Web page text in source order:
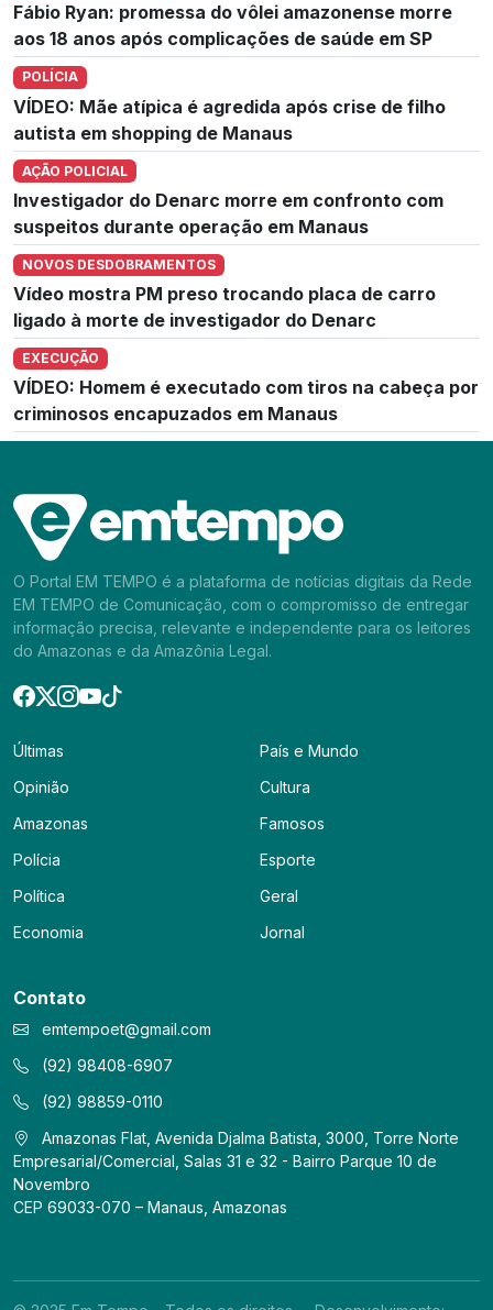
Fábio Ryan: promessa do vôlei amazonense morre
aos 18 anos após complicações de saúde em SP
POLÍCIA
VÍDEO: Mãe atípica é agredida após crise de filho
autista em shopping de Manaus
AÇÃO POLICIAL
Investigador do Denarc morre em confronto com
suspeitos durante operação em Manaus
NOVOS DESDOBRAMENTOS
Vídeo mostra PM preso trocando placa de carro
ligado à morte de investigador do Denarc
EXECUÇÃO
VÍDEO: Homem é executado com tiros na cabeça por
criminosos encapuzados em Manaus
O Portal EM TEMPO é a plataforma de notícias digitais da Rede
EM TEMPO de Comunicação, com o compromisso de entregar
informação precisa, relevante e independente para os leitores
do Amazonas e da Amazônia Legal.
Últimas
Opinião
Amazonas
Polícia
Política
Economia
País e Mundo
Cultura
Famosos
Esporte
Geral
Jornal
Contato
emtempoet@gmail.com
(92) 98408-6907
(92) 98859-0110
Amazonas Flat, Avenida Djalma Batista, 3000, Torre Norte
Empresarial/Comercial, Salas 31 e 32 - Bairro Parque 10 de
Novembro
CEP 69033-070 – Manaus, Amazonas